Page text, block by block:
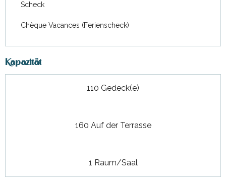
Scheck
Chèque Vacances (Ferienscheck)
Kapazität
110 Gedeck(e)
160 Auf der Terrasse
1 Raum/Saal